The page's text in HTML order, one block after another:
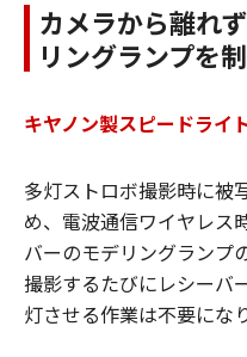
カメラから離れ
リングランプを
キヤノン製スピードライ
多灯ストロボ撮影時に被
め、電波通信ワイヤレス
バーのモデリングランプ
撮影するたびにレシーバ
灯させる作業は不要にな